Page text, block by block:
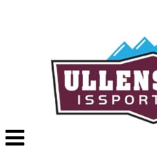
Veksle
navigasjon